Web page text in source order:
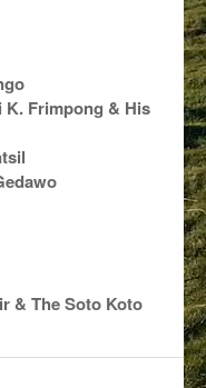
K. Frimpong & His
& The Soto Koto